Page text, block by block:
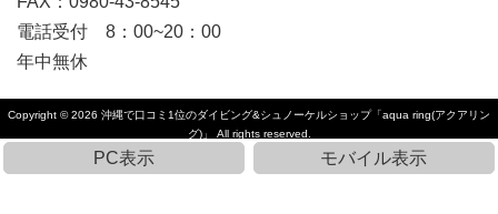
電話受付 8：00~20：00
年中無休
Copyright © 2026 沖縄で口コミ1位のダイビング&シュノーケルショップ「aqua ring(アクアリン
グ)」
All rights reserved.
PC表示 モバイル表示